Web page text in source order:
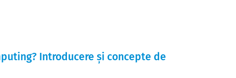
Introducere și concepte de